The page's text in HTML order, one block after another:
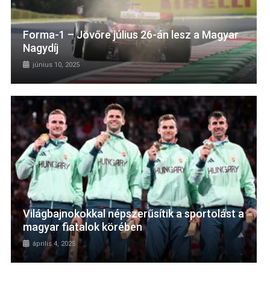
Forma-1 – Jövőre július 26-án lesz a Magyar
Nagydíj
június 10, 2025
Világbajnokokkal népszerűsítik a sportolást a
magyar fiatalok körében
április 4, 2025